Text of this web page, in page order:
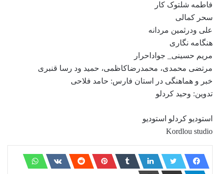
فاطمه شلتوک کار
سحر کمالی
علی ودرثمین مردانه
هنگامه نگاری
مریم حسینی_ جواداحرار
مرتضی محمدی، محمدرضاکاظمی، حمید ود رسا قنبری
خبر و هماهنگی در استان فارس: حامد فلاحی
تدوین: وحید کردلو
استودیو کردلو استودیو
Kordlou studio